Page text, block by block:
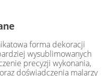
forma dekoracji
wysublimowanych
precyzji wykonania,
doświadczenia malarzy